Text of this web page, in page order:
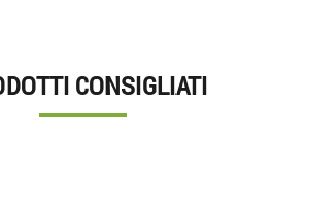
CONSIGLIATI